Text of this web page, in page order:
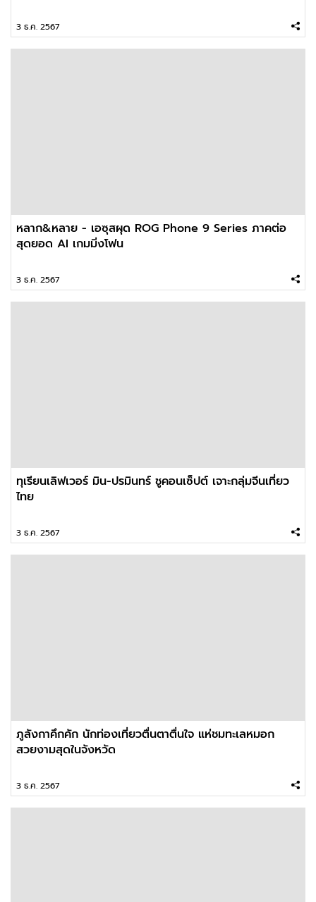
3 ธ.ค. 2567
หลาก&หลาย - เอซุสผุด ROG Phone 9 Series ภาคต่อ
สุดยอด AI เกมมิ่งโฟน
3 ธ.ค. 2567
ทุเรียนเลิฟเวอร์ มิน-ปรมินทร์ ชูคอนเซ็ปต์ เจาะกลุ่มจีนเที่ยว
ไทย
3 ธ.ค. 2567
ภูลังกาคึกคัก นักท่องเที่ยวตื่นตาตื่นใจ แห่ชมทะเลหมอก
สวยงามสุดในจังหวัด
3 ธ.ค. 2567